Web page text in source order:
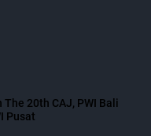
20th CAJ, PWI Bali
Pusat